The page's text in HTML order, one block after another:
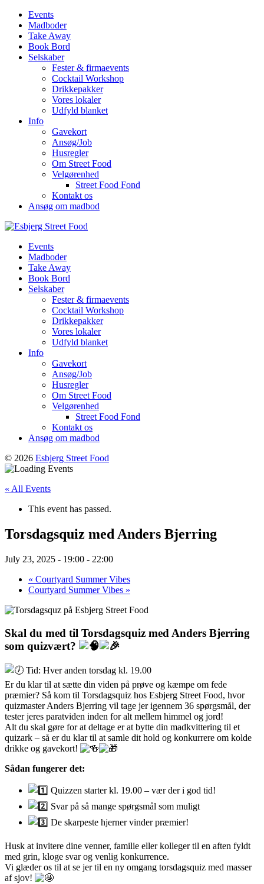
Events
Madboder
Take Away
Book Bord
Selskaber
Fester & firmaevents
Cocktail Workshop
Drikkepakker
Vores lokaler
Udfyld blanket
Info
Gavekort
Ansøg/Job
Husregler
Om Street Food
Velgørenhed
Street Food Fond
Kontakt os
Ansøg om madbod
Events
Madboder
Take Away
Book Bord
Selskaber
Fester & firmaevents
Cocktail Workshop
Drikkepakker
Vores lokaler
Udfyld blanket
Info
Gavekort
Ansøg/Job
Husregler
Om Street Food
Velgørenhed
Street Food Fond
Kontakt os
Ansøg om madbod
© 2026 Esbjerg Street Food
« All Events
This event has passed.
Torsdagsquiz med Anders Bjerring
July 23, 2025 - 19:00 - 22:00
« Courtyard Summer Vibes
Courtyard Summer Vibes »
Skal du med til Torsdagsquiz med Anders Bjerring
som quizvært?
Tid: Hver anden torsdag kl. 19.00
Er du klar til at sætte din viden på prøve og kæmpe om fede
præmier? Så kom til Torsdagsquiz hos Esbjerg Street Food, hvor
quizmaster Anders Bjerring vil tage jer igennem 36 spørgsmål, der
tester jeres paratviden inden for alt mellem himmel og jord!
Alt du skal gøre for at deltage er at bytte din madkvittering til et
quizark – så er du klar til at samle dit hold og konkurrere om kolde
drikke og gavekort!
Sådan fungerer det:
Quizzen starter kl. 19.00 – vær der i god tid!
Svar på så mange spørgsmål som muligt
De skarpeste hjerner vinder præmier!
Husk at invitere dine venner, familie eller kolleger til en aften fyldt
med grin, kloge svar og venlig konkurrence.
Vi glæder os til at se jer til en ny omgang torsdagsquiz med masser
af sjov!